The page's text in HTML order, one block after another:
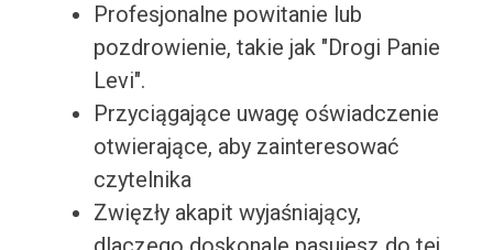
Profesjonalne powitanie lub
pozdrowienie, takie jak "Drogi Panie
Levi".
Przyciągające uwagę oświadczenie
otwierające, aby zainteresować
czytelnika
Zwięzły akapit wyjaśniający,